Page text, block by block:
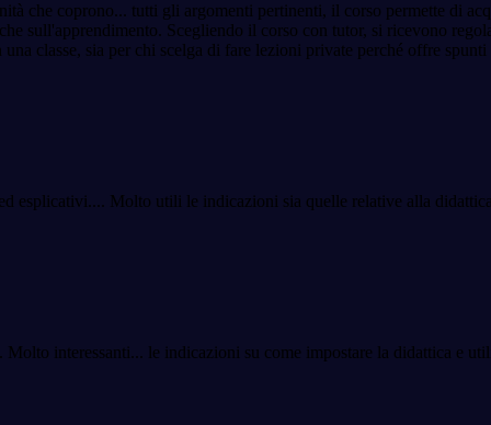
che coprono... tutti gli argomenti pertinenti, il corso permette di
sull'apprendimento. Scegliendo il corso con tutor, si ricevono
classe, sia per chi scelga di fare lezioni private perché offre
esplicativi.... Molto utili le indicazioni sia quelle relative alla
Molto interessanti... le indicazioni su come impostare la didattica e